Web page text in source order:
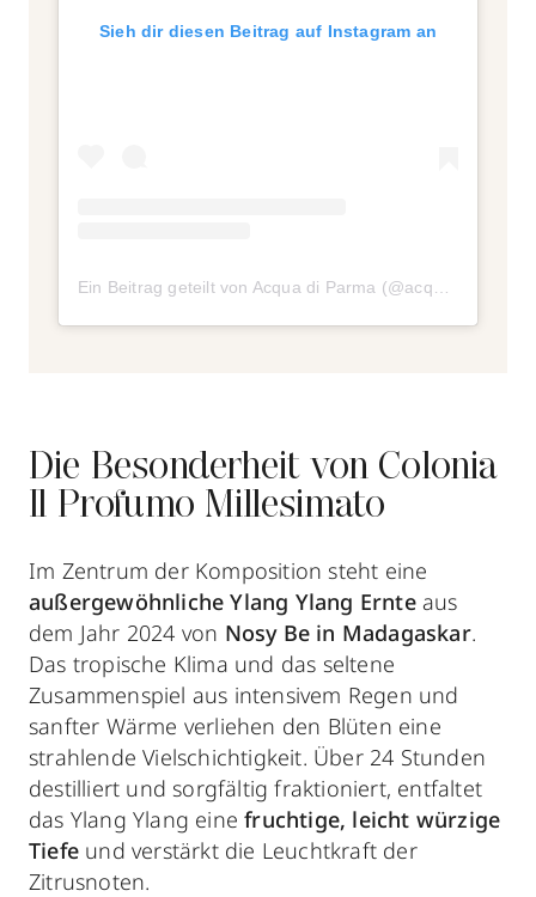
Sieh dir diesen Beitrag auf Instagram an
Die Besonderheit von Colonia
Il Profumo Millesimato
Im Zentrum der Komposition steht eine
außergewöhnliche Ylang Ylang Ernteaus
dem Jahr 2024 von Nosy Be in Madagaskar.
Das tropische Klima und das seltene
Zusammenspiel aus intensivem Regen und
sanfter Wärme verliehen den Blüten eine
strahlende Vielschichtigkeit. Über 24 Stunden
destilliert und sorgfältig fraktioniert, entfaltet
das Ylang Ylang einefruchtige, leicht würzige
Tiefe und verstärkt die Leuchtkraft der
Zitrusnoten.